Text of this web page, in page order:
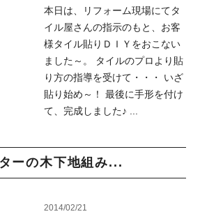
本日は、リフォーム現場にてタ
イル屋さんの指示のもと、お客
様タイル貼りＤＩＹをおこない
ました～。 タイルのプロより貼
り方の指導を受けて・・・ いざ
貼り始め～！ 最後に手形を付け
て、完成しました♪ ...
ーの木下地組み...
2014/02/21